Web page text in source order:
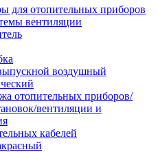
для отопительных приборов
вентиляции
воздушный
отопительных приборов/
вентиляции и
кабелей